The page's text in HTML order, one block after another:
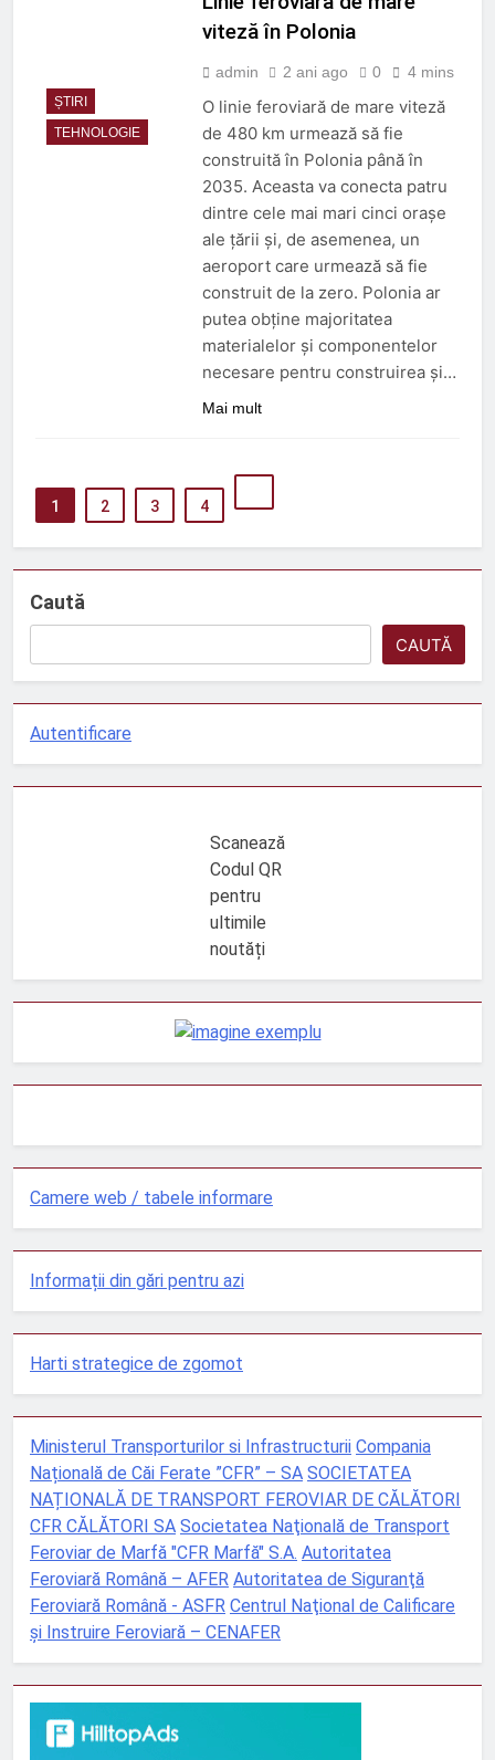
ȘTIRI
TEHNOLOGIE
viteză în Polonia
admin 2 ani ago 0 4 mins
O linie feroviară de mare viteză
de 480 km urmează să fie
construită în Polonia până în
2035. Aceasta va conecta patru
dintre cele mai mari cinci orașe
ale țării și, de asemenea, un
aeroport care urmează să fie
construit de la zero. Polonia ar
putea obține majoritatea
materialelor și componentelor
necesare pentru construirea și…
Mai mult
1 2 3 4
Caută
CAUTĂ
Autentificare
Scanează
Codul QR
pentru
ultimile
noutăți
Camere web / tabele informare
Informații din gări pentru azi
Harti strategice de zgomot
Ministerul Transporturilor si Infrastructurii Compania
Națională de Căi Ferate ”CFR” – SA SOCIETATEA
NAȚIONALĂ DE TRANSPORT FEROVIAR DE CĂLĂTORI
CFR CĂLĂTORI SA Societatea Naţională de Transport
Feroviar de Marfă "CFR Marfă" S.A. Autoritatea
Feroviară Română – AFER Autoritatea de Siguranţă
Feroviară Română - ASFR Centrul Naţional de Calificare
şi Instruire Feroviară – CENAFER